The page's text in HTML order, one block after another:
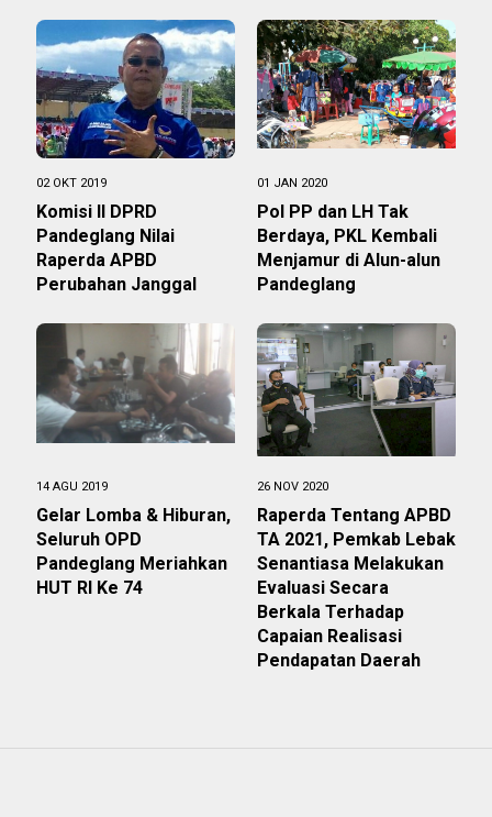
02 OKT 2019
Komisi II DPRD
Pandeglang Nilai
Raperda APBD
Perubahan Janggal
01 JAN 2020
Pol PP dan LH Tak
Berdaya, PKL Kembali
Menjamur di Alun-alun
Pandeglang
14 AGU 2019
Gelar Lomba & Hiburan,
Seluruh OPD
Pandeglang Meriahkan
HUT RI Ke 74
26 NOV 2020
Raperda Tentang APBD
TA 2021, Pemkab Lebak
Senantiasa Melakukan
Evaluasi Secara
Berkala Terhadap
Capaian Realisasi
Pendapatan Daerah